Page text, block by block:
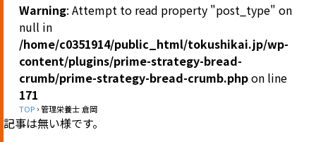
Warning: Attempt to read property "post_type" on
null in
/home/c0351914/public_html/tokushikai.jp/wp-
content/plugins/prime-strategy-bread-
crumb/prime-strategy-bread-crumb.phpon line
171
TOP 管理栄養士 倉岡
記事は無い様です。